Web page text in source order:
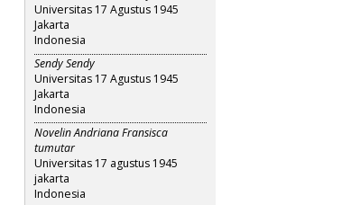
Universitas 17 Agustus 1945
Jakarta
Indonesia
Sendy Sendy
Universitas 17 Agustus 1945
Jakarta
Indonesia
Novelin Andriana Fransisca
tumutar
Universitas 17 agustus 1945
jakarta
Indonesia